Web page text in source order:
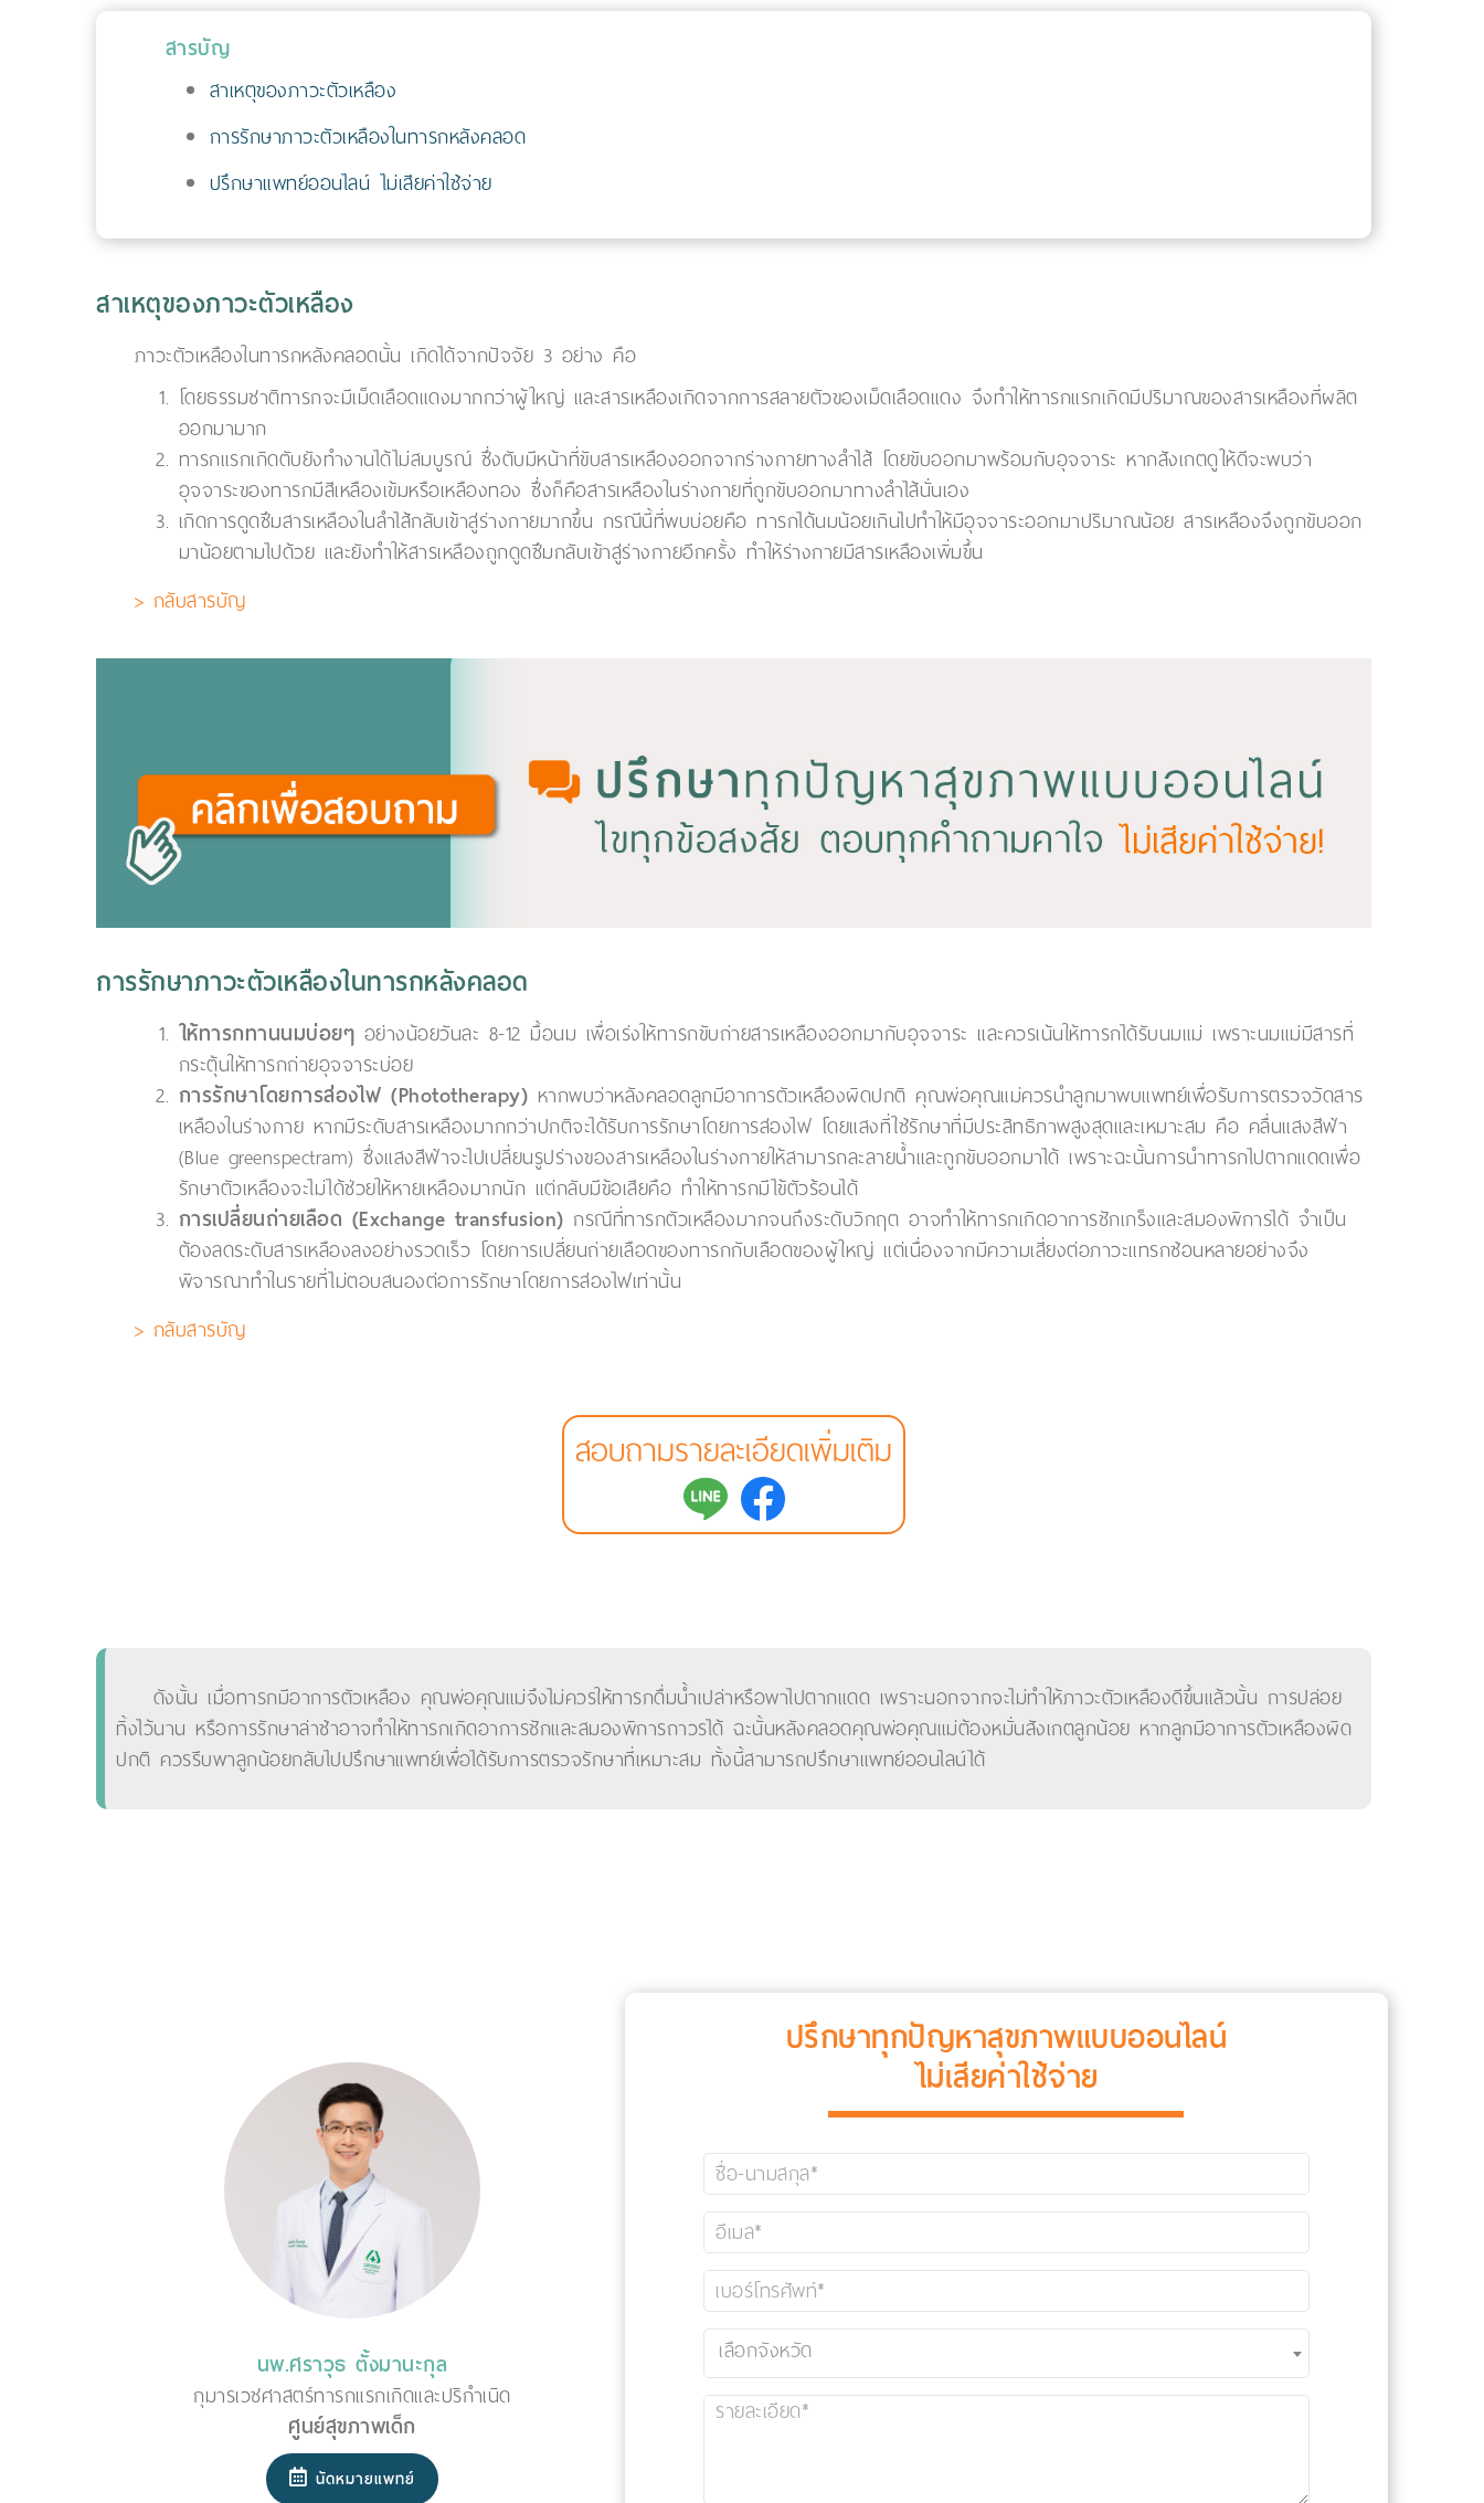
สารบัญ
สาเหตุของภาวะตัวเหลือง
การรักษาภาวะตัวเหลืองในทารกหลังคลอด
ปรึกษาแพทย์ออนไลน์ ไม่เสียค่าใช้จ่าย
สาเหตุของภาวะตัวเหลือง
ภาวะตัวเหลืองในทารกหลังคลอดนั้น เกิดได้จากปัจจัย 3 อย่าง คือ
โดยธรรมชาติทารกจะมีเม็ดเลือดแดงมากกว่าผู้ใหญ่ และสารเหลืองเกิดจากการสลายตัวของเม็ดเลือดแดง จึงทำให้ทารกแรกเกิดมีปริมาณของสารเหลืองที่ผลิต
ออกมามาก
ทารกแรกเกิดตับยังทำงานได้ไม่สมบูรณ์ ซึ่งตับมีหน้าที่ขับสารเหลืองออกจากร่างกายทางลำไส้ โดยขับออกมาพร้อมกับอุจจาระ หากสังเกตดูให้ดีจะพบว่า
อุจจาระของทารกมีสีเหลืองเข้มหรือเหลืองทอง ซึ่งก็คือสารเหลืองในร่างกายที่ถูกขับออกมาทางลำไส้นั่นเอง
เกิดการดูดซึมสารเหลืองในลำไส้กลับเข้าสู่ร่างกายมากขึ้น กรณีนี้ที่พบบ่อยคือ ทารกได้นมน้อยเกินไปทำให้มีอุจจาระออกมาปริมาณน้อย สารเหลืองจึงถูกขับออก
มาน้อยตามไปด้วย และยังทำให้สารเหลืองถูกดูดซึมกลับเข้าสู่ร่างกายอีกครั้ง ทำให้ร่างกายมีสารเหลืองเพิ่มขึ้น
> กลับสารบัญ
การรักษาภาวะตัวเหลืองในทารกหลังคลอด
ให้ทารกทานนมบ่อยๆ อย่างน้อยวันละ 8-12 มื้อนม เพื่อเร่งให้ทารกขับถ่ายสารเหลืองออกมากับอุจจาระ และควรเน้นให้ทารกได้รับนมแม่ เพราะนมแม่มีสารที่
กระตุ้นให้ทารกถ่ายอุจจาระบ่อย
การรักษาโดยการส่องไฟ (Phototherapy) หากพบว่าหลังคลอดลูกมีอาการตัวเหลืองผิดปกติ คุณพ่อคุณแม่ควรนำลูกมาพบแพทย์เพื่อรับการตรวจวัดสาร
เหลืองในร่างกาย หากมีระดับสารเหลืองมากกว่าปกติจะได้รับการรักษาโดยการส่องไฟ โดยแสงที่ใช้รักษาที่มีประสิทธิภาพสูงสุดและเหมาะสม คือ คลื่นแสงสีฟ้า
(Blue greenspectram) ซึ่งแสงสีฟ้าจะไปเปลี่ยนรูปร่างของสารเหลืองในร่างกายให้สามารถละลายน้ำและถูกขับออกมาได้ เพราะฉะนั้นการนำทารกไปตากแดดเพื่อ
รักษาตัวเหลืองจะไม่ได้ช่วยให้หายเหลืองมากนัก แต่กลับมีข้อเสียคือ ทำให้ทารกมีไข้ตัวร้อนได้
การเปลี่ยนถ่ายเลือด (Exchange transfusion) กรณีที่ทารกตัวเหลืองมากจนถึงระดับวิกฤต อาจทำให้ทารกเกิดอาการชักเกร็งและสมองพิการได้ จำเป็น
ต้องลดระดับสารเหลืองลงอย่างรวดเร็ว โดยการเปลี่ยนถ่ายเลือดของทารกกับเลือดของผู้ใหญ่ แต่เนื่องจากมีความเสี่ยงต่อภาวะแทรกซ้อนหลายอย่างจึง
พิจารณาทำในรายที่ไม่ตอบสนองต่อการรักษาโดยการส่องไฟเท่านั้น
> กลับสารบัญ
สอบถามรายละเอียดเพิ่มเติม
ดังนั้น เมื่อทารกมีอาการตัวเหลือง คุณพ่อคุณแม่จึงไม่ควรให้ทารกดื่มน้ำเปล่าหรือพาไปตากแดด เพราะนอกจากจะไม่ทำให้ภาวะตัวเหลืองดีขึ้นแล้วนั้น การปล่อย
ทิ้งไว้นาน หรือการรักษาล่าช้าอาจทำให้ทารกเกิดอาการชักและสมองพิการถาวรได้ ฉะนั้นหลังคลอดคุณพ่อคุณแม่ต้องหมั่นสังเกตลูกน้อย หากลูกมีอาการตัวเหลืองผิด
ปกติ ควรรีบพาลูกน้อยกลับไปปรึกษาแพทย์เพื่อได้รับการตรวจรักษาที่เหมาะสม ทั้งนี้สามารถปรึกษาแพทย์ออนไลน์ได้
นพ.ศราวุธ ตั้งมานะกุล
กุมารเวชศาสตร์ทารกแรกเกิดและปริกำเนิด
ศูนย์สุขภาพเด็ก
นัดหมายแพทย์
ปรึกษาทุกปัญหาสุขภาพแบบออนไลน์
ไม่เสียค่าใช้จ่าย